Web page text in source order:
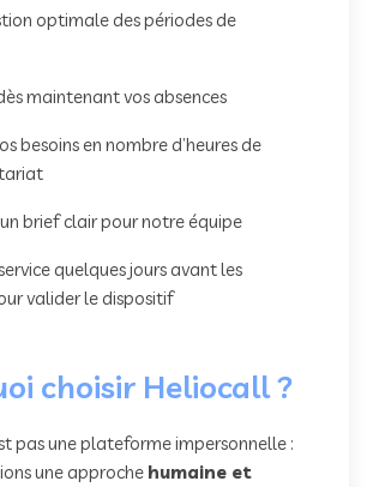
optimale des périodes de
maintenant vos absences
besoins en nombre d’heures de
brief clair pour notre équipe
quelques jours avant les
valider le dispositif
choisir Heliocall ?
pas une plateforme impersonnelle :
une approche humaine et